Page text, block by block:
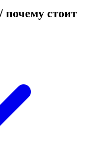
стоит